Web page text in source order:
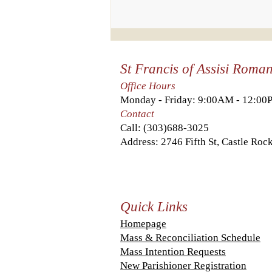
us this week?
St Francis of Assisi
Office Hours
Monday - Friday: 9:00AM -
Contact
Call: (303)688-3025
Address: 2746 Fifth St, Castle
Quick Links
Homepage
Mass & Reconciliation Schedule
Mass Intention Requests
New Parishioner Registration